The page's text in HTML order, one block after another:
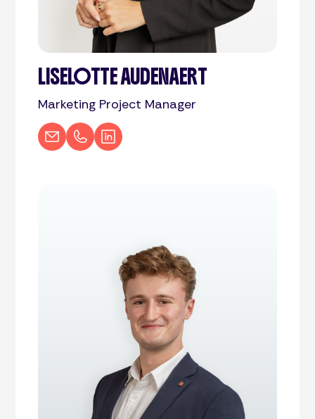
LISELOTTE AUDENAERT
Marketing Project Manager